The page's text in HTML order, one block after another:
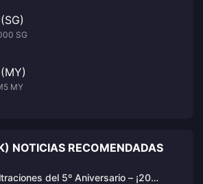
SG
MY
NOTICIAS RECOMENDADAS
del 5º Aniversario – ¡20